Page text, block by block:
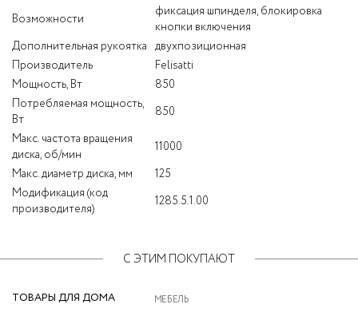
Возможности
фиксация шпинделя, блокировка
кнопки включения
Дополнительная рукоятка двухпозиционная
Производитель
Felisatti
Мощность, Вт
850
Потребляемая мощность,
Вт
850
Макс. частота вращения
диска, об/мин
11000
Макс. диаметр диска, мм
125
Модификация (код
производителя)
1285.5.1.00
С ЭТИМ ПОКУПАЮТ
ТОВАРЫ ДЛЯ ДОМА МЕБЕЛЬ